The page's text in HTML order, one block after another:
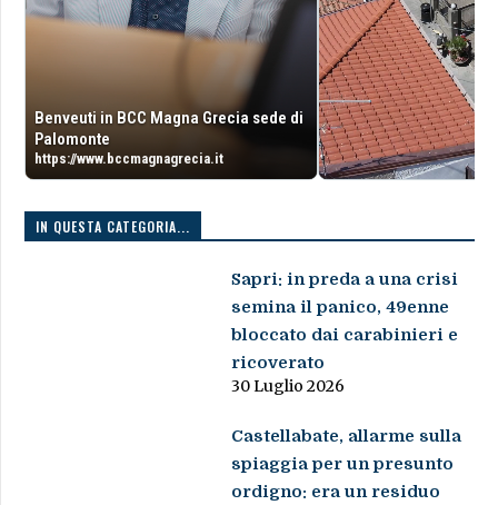
Benveuti in BCC Magna Grecia sede di
Palomonte
https://www.bccmagnagrecia.it
IN QUESTA CATEGORIA...
Sapri: in preda a una crisi
semina il panico, 49enne
bloccato dai carabinieri e
ricoverato
30 Luglio 2026
Castellabate, allarme sulla
spiaggia per un presunto
ordigno: era un residuo